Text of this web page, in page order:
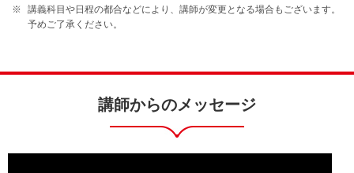
講義科目や日程の都合などにより、講師が変更となる場合もございます。
予めご了承ください。
講師からのメッセージ